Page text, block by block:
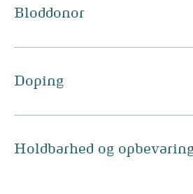
Bloddonor
Doping
Holdbarhed og